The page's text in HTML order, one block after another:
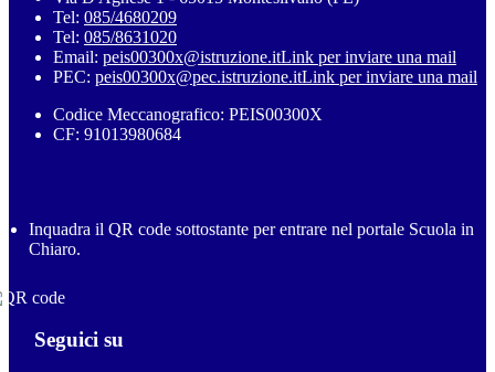
Tel: 085/4680209
Tel: 085/8631020
Email: peis00300x@istruzione.itLink per inviare una mail
PEC: peis00300x@pec.istruzione.itLink per inviare una mail
Codice Meccanografico: PEIS00300X
CF: 91013980684
Inquadra il QR code sottostante per entrare nel portale Scuola in
Chiaro.
Seguici su